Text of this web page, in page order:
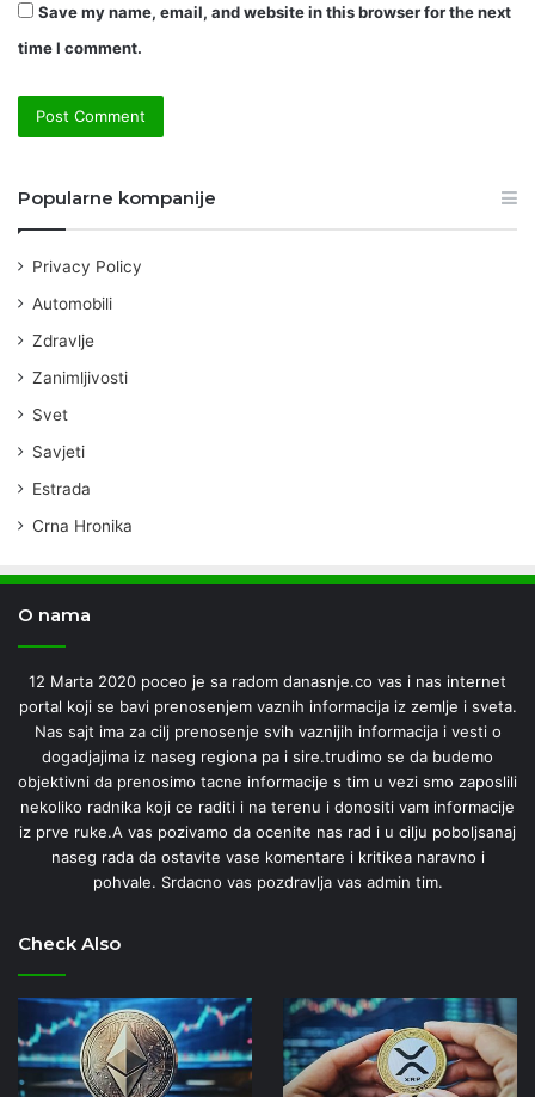
Save my name, email, and website in this browser for the next
time I comment.
Popularne kompanije
Privacy Policy
Automobili
Zdravlje
Zanimljivosti
Svet
Savjeti
Estrada
Crna Hronika
O nama
12 Marta 2020 poceo je sa radom danasnje.co vas i nas internet
portal koji se bavi prenosenjem vaznih informacija iz zemlje i sveta.
Nas sajt ima za cilj prenosenje svih vaznijih informacija i vesti o
dogadjajima iz naseg regiona pa i sire.trudimo se da budemo
objektivni da prenosimo tacne informacije s tim u vezi smo zaposlili
nekoliko radnika koji ce raditi i na terenu i donositi vam informacije
iz prve ruke.A vas pozivamo da ocenite nas rad i u cilju poboljsanaj
naseg rada da ostavite vase komentare i kritikea naravno i
pohvale. Srdacno vas pozdravlja vas admin tim.
Check Also